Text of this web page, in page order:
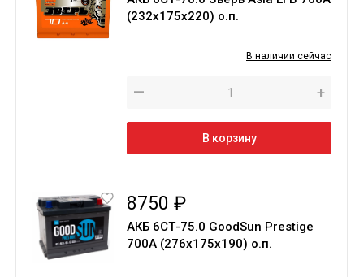
(232х175х220) о.п.
В наличии сейчас
— +
В корзину
8750 ₽
АКБ 6СТ-75.0 GoodSun Prestige
700A (276х175х190) о.п.